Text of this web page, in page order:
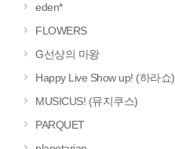
eden*
FLOWERS
G선상의 마왕
Happy Live Show up! (하라쇼)
MUSICUS! (뮤지쿠스)
PARQUET